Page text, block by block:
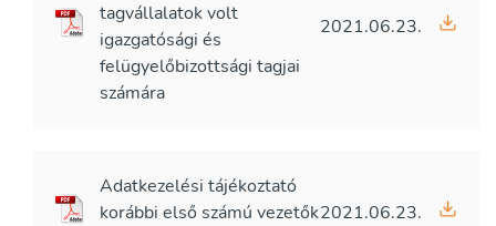
tagvállalatok volt
igazgatósági és
felügyelőbizottsági tagjai
számára
2021.06.23.
Adatkezelési tájékoztató
korábbi első számú vezetők2021.06.23.